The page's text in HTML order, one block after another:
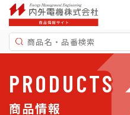
PRODUCTS
商品情報